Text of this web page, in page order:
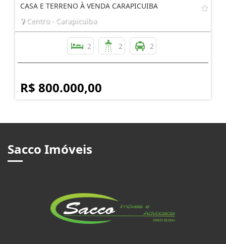
CASA E TERRENO À VENDA CARAPICUIBA
Centro - Carapicuíba
2 2 2
R$ 800.000,00
Sacco Imóveis